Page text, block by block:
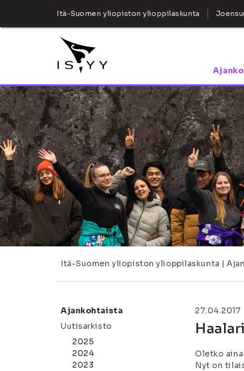
Itä-Suomen yliopiston ylioppilaskunta
Itä-Suomen yliopiston ylioppilaskunta |
Ajankohtaista
Uutisarkisto
2025
2024
2023
27.04.2017
Oletko
Nyt on